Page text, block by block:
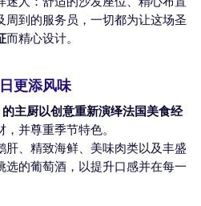
周到的服务员，一切都为让这场圣
而精心设计。
更添风味
主厨以创意重新演绎法国美食经
并尊重季节特色。
肝、精致海鲜、美味肉类以及丰盛
选的葡萄酒，以提升口感并在每一